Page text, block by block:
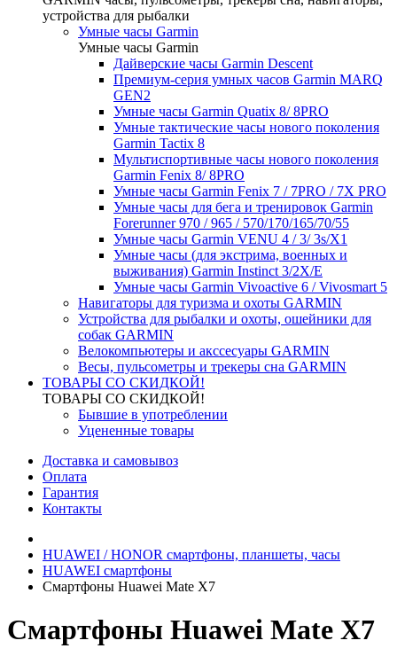
устройства для рыбалки
Умные часы Garmin
Умные часы Garmin
Дайверские часы Garmin Descent
Премиум-серия умных часов Garmin MARQ
GEN2
Умные часы Garmin Quatix 8/ 8PRO
Умные тактические часы нового поколения
Garmin Tactix 8
Мультиспортивные часы нового поколения
Garmin Fenix 8/ 8PRO
Умные часы Garmin Fenix 7 / 7PRO / 7X PRO
Умные часы для бега и тренировок Garmin
Forerunner 970 / 965 / 570/170/165/70/55
Умные часы Garmin VENU 4 / 3/ 3s/X1
Умные часы (для экстрима, военных и
выживания) Garmin Instinct 3/2X/E
Умные часы Garmin Vivoactive 6 / Vivosmart 5
Навигаторы для туризма и охоты GARMIN
Устройства для рыбалки и охоты, ошейники для
собак GARMIN
Велокомпьютеры и акссесуары GARMIN
Весы, пульсометры и трекеры сна GARMIN
ТОВАРЫ СО СКИДКОЙ!
ТОВАРЫ СО СКИДКОЙ!
Бывшие в употреблении
Уцененные товары
Доставка и самовывоз
Оплата
Гарантия
Контакты
HUAWEI / HONOR cмартфоны, планшеты, часы
HUAWEI cмартфоны
Смартфоны Huawei Mate X7
Смартфоны Huawei Mate X7